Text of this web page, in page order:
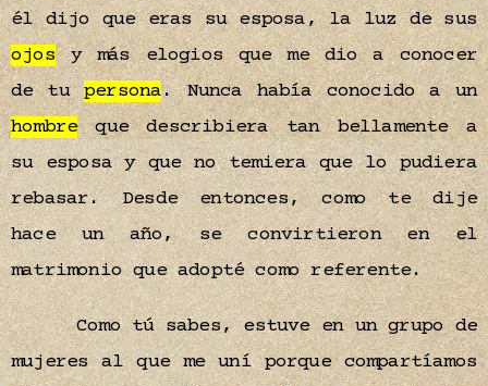
él dijo que eras su esposa, la luz de sus
ojosy más elogios que me dio a conocer
de tupersona. Nunca había conocido a un
hombreque describiera tan bellamente a
su esposa y que no temiera que lo pudiera
rebasar. Desde entonces, como te dije
hace un año, se convirtieron en el
matrimonio que adopté como referente.
Como tú sabes, estuve en un grupo de
mujeres al que me uní porque compartíamos